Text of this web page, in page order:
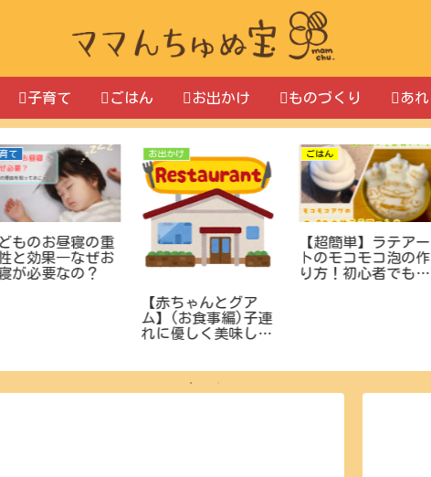
子育て ごはん お出かけ ものづくり あ
ー
作
お
子育て
テーブル付きのベビ
ーチェア「バンボ
（Bumbo）マルチシ
せないアイテムすぎ
たお話。おすすめの
育休中、ブログを始
めてみる！
マタニティ